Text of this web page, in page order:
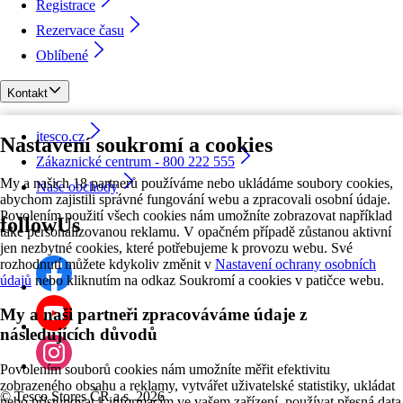
Nastavení soukromí a cookies
My a našich 18 partnerů používáme nebo ukládáme soubory cookies,
abychom zajistili správné fungování webu a zpracovali osobní údaje.
Povolením použití všech cookies nám umožníte zobrazovat například
také personalizovanou reklamu. V opačném případě zůstanou aktivní
jen nezbytné cookies, které potřebujeme k provozu webu. Své
rozhodnutí můžete kdykoliv změnit v Nastavení ochrany osobních
údajů nebo kliknutím na odkaz Soukromí a cookies v patičce webu.
My a naši partneři zpracováváme údaje z
následujících důvodů
Povolením souborů cookies nám umožníte měřit efektivitu
zobrazeného obsahu a reklamy, vytvářet uživatelské statistiky, ukládat
Registrace
Rezervace času
Oblíbené
Kontakt
itesco.cz
Zákaznické centrum - 800 222 555
Naše obchody
followUs
©Tesco Stores ČR a.s. 2026